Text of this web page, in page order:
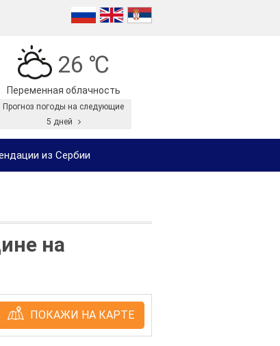
26 ℃
Переменная облачность
Прогноз погоды на следующие
5 дней
из Сербии
на
ПОКАЖИ НА КАРТЕ